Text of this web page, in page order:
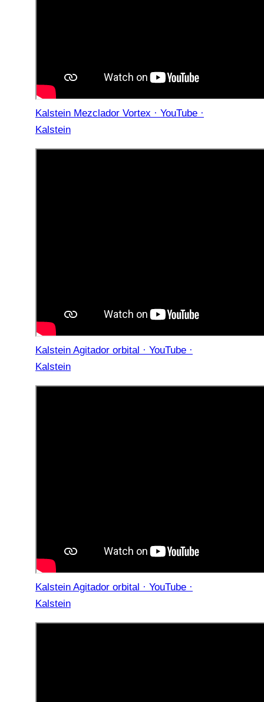
Kalstein Mezclador Vortex · YouTube ·
Kalstein
Kalstein Agitador orbital · YouTube ·
Kalstein
Kalstein Agitador orbital · YouTube ·
Kalstein